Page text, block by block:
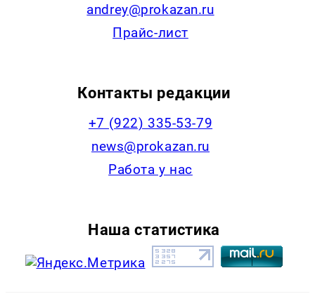
andrey@prokazan.ru
Прайс-лист
Контакты редакции
+7 (922) 335-53-79
news@prokazan.ru
Работа у нас
Наша статистика